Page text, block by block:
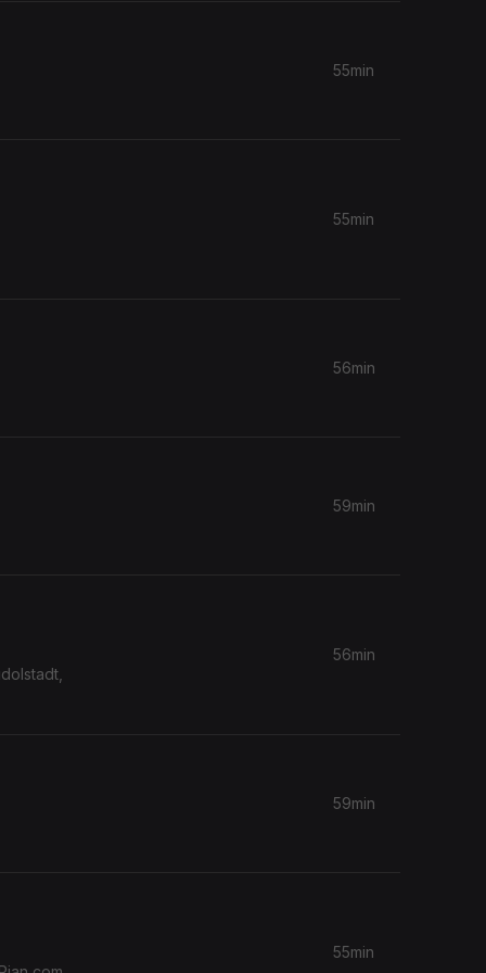
55min
55min
56min
59min
56min
59min
55min